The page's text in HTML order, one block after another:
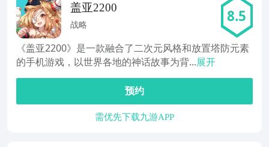
盖亚2200
战略 8.5
《盖亚2200》是一款融合了二次元风格和放置塔防元素
的手机游戏，以世界各地的神话故事为背...展开
预约
需优先下载九游APP